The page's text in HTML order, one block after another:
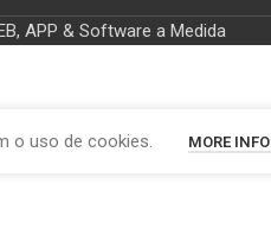
APP & Software a Medida
o uso de cookies. MORE INFO